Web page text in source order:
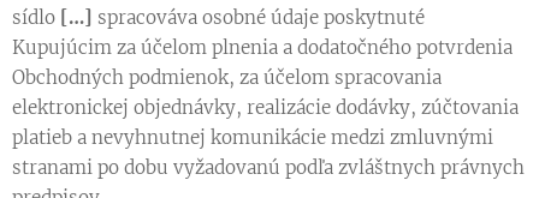
sídlo […] spracováva osobné údaje poskytnuté
Kupujúcim za účelom plnenia a dodatočného potvrdenia
Obchodných podmienok, za účelom spracovania
elektronickej objednávky, realizácie dodávky, zúčtovania
platieb a nevyhnutnej komunikácie medzi zmluvnými
stranami po dobu vyžadovanú podľa zvláštnych právnych